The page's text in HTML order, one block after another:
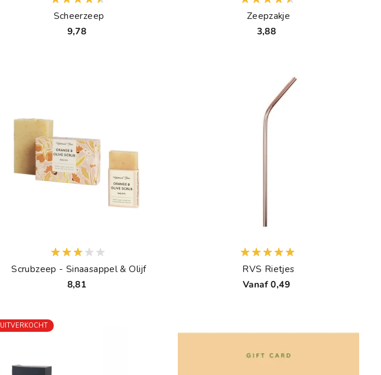
Scheerzeep
9,78
Zeepzakje
3,88
Scrubzeep - Sinaasappel & Olijf
8,81
RVS Rietjes
Vanaf 0,49
UITVERKOCHT